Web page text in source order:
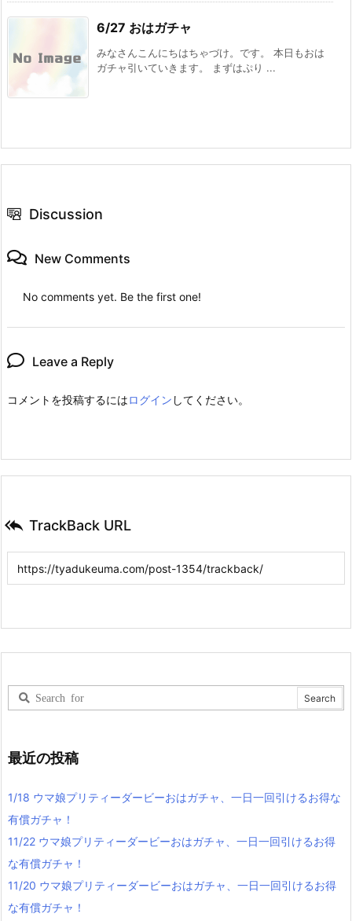
6/27 おはガチャ
みなさんこんにちはちゃづけ。です。 本日もおは
ガチャ引いていきます。 まずはぷり ...
Discussion
New Comments
No comments yet. Be the first one!
Leave a Reply
コメントを投稿するにはログイン してください。
 TrackBack URL
最近の投稿
1/18 ウマ娘プリティーダービーおはガチャ、一日一回引けるお得な
有償ガチャ！
11/22 ウマ娘プリティーダービーおはガチャ、一日一回引けるお得
な有償ガチャ！
11/20 ウマ娘プリティーダービーおはガチャ、一日一回引けるお得
な有償ガチャ！